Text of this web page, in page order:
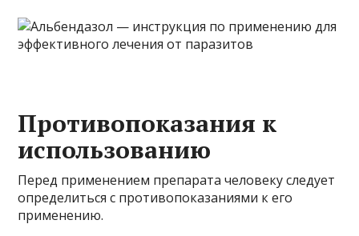
Противопоказания к
использованию
Перед применением препарата человеку следует
определиться с противопоказаниями к его
применению.